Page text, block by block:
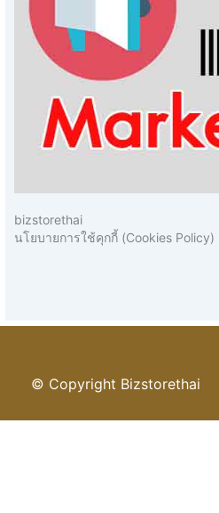
bizstorethai
นโยบายการใช้คุกกี้ (Cookies
© Copyright Bizstorethai